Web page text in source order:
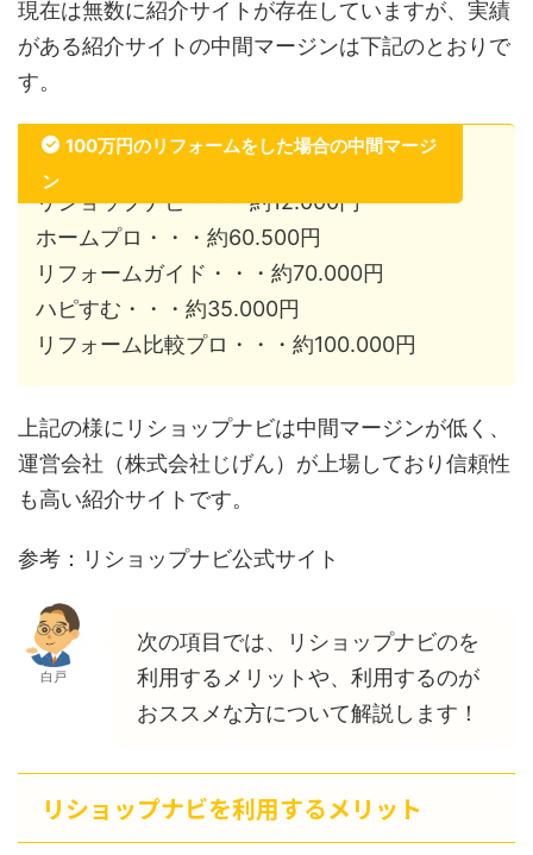
現在は無数に紹介サイトが存在していますが、実績
がある紹介サイトの中間マージンは下記のとおりで
す。
100万円のリフォームをした場合の中間マージ
ン
リショップナビ・・・約12.000円
ホームプロ・・・約60.500円
リフォームガイド・・・約70.000円
ハピすむ・・・約35.000円
リフォーム比較プロ・・・約100.000円
上記の様にリショップナビは中間マージンが低く、
運営会社（株式会社じげん）が上場しており信頼性
も高い紹介サイトです。
参考：リショップナビ公式サイト
白戸
次の項目では、リショップナビのを
利用するメリットや、利用するのが
おススメな方について解説します！
リショップナビを利用するメリット